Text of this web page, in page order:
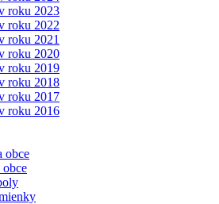
roku 2023
roku 2022
roku 2021
roku 2020
roku 2019
roku 2018
roku 2017
roku 2016
obce